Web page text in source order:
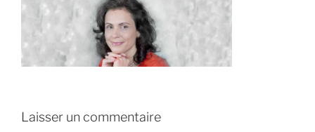
Laisser un commentaire